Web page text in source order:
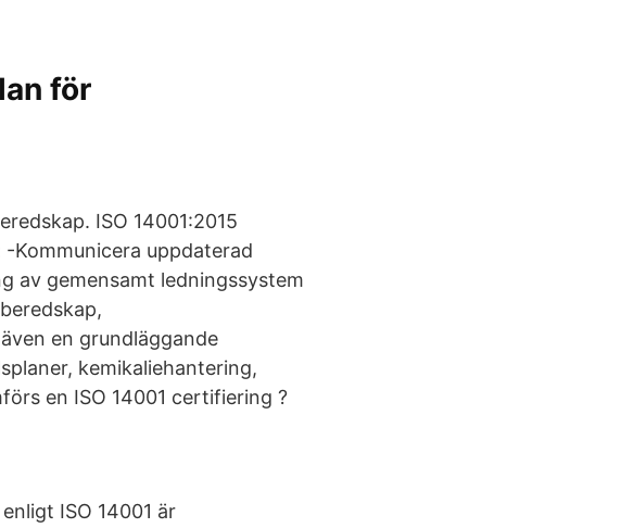
för
ISO 14001:2015
Kommunicera uppdaterad
av gemensamt ledningssystem
en grundläggande
kemikaliehantering,
en ISO 14001 certifiering ?
ISO 14001 är